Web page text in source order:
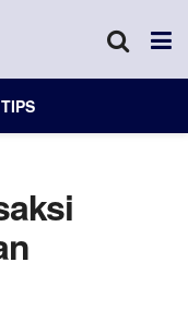
TIPS